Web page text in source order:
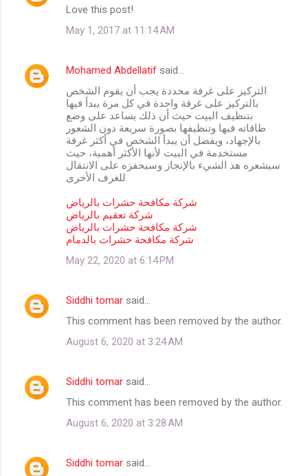
e
Love this post!
May 1, 2017 at 11:14 AM
Mohamed Abdellatif said…
التركيز على غرفة محددة يجب أن يقوم الشخص
بالتركيز على غرفة واحدة في كل مرة يبدأ فيها
بتنظيف البيت حيث أن ذلك يساعد على وضع
طاقاته فيها وتنظيفها بصورة سريعة دون الشعور
بالإجهاد، ويفضل أن يبدأ الشخص في أكثر غرفة
مستخدمة في البيت لأنها الأكثر أهمية، حيث
سيشعره هذ الشيء بالإنجاز وسيحفزه على الانتقال
للغرف الأخرى
شركة مكافحة حشرات بالرياض
شركة تعقيم بالرياض
شركة مكافحة حشرات بالرياض
شركة مكافحة حشرات بالدمام
May 22, 2020 at 6:14 PM
Siddhi tomar said…
This comment has been removed by the author.
August 6, 2020 at 3:24 AM
Siddhi tomar said…
This comment has been removed by the author.
August 6, 2020 at 3:28 AM
Siddhi tomar said…